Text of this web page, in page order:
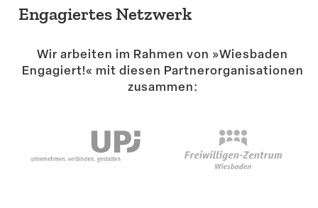
Engagiertes Netzwerk
Wir arbeiten im Rahmen von »Wiesbaden
Engagiert!« mit diesen Partner­or­ga­ni­sa­tionen
zusammen: